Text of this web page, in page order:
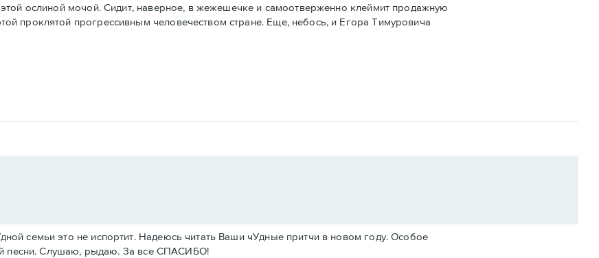
ослиной мочой. Сидит, наверное, в жежешечке и самоотверженно клеймит продажную
проклятой прогрессивным человечеством стране. Еще, небось, и Егора Тимуровича
семьи это не испортит. Надеюсь читать Ваши чУдные притчи в новом году. Особое
песни. Слушаю, рыдаю. За все СПАСИБО!